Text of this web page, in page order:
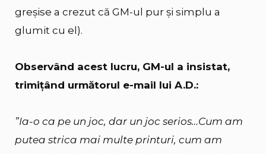
greșise a crezut că GM-ul pur și simplu a
glumit cu el).
Observând acest lucru, GM-ul a insistat,
trimițând următorul e-mail lui A.D.:
”Ia-o ca pe un joc, dar un joc serios…Cum am
putea strica mai multe printuri, cum am